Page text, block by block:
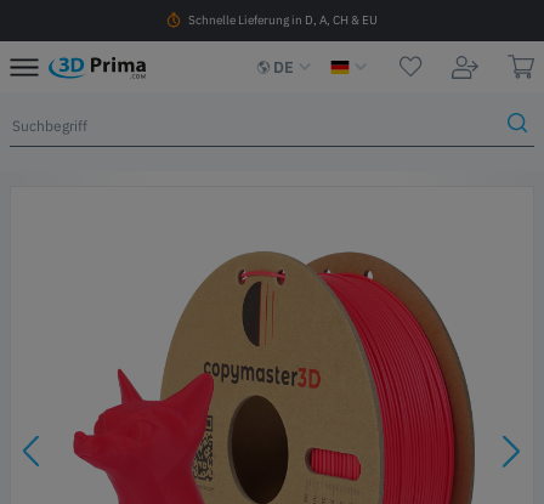
Schnelle Lieferung in D, A, CH & EU
DE